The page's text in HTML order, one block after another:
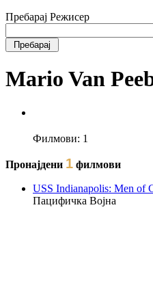
Пребарај Режисер
Mario Van
Филмови: 1
Пронајдени 1 филмови
USS Indianapolis: Men of
Пацифичка Војна